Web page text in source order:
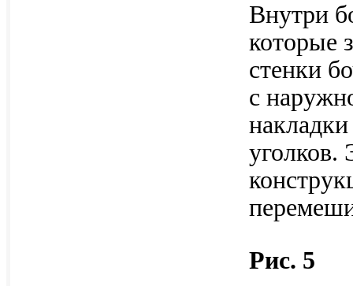
Внутри
которые
стенки
с
уголков.
Рис. 5